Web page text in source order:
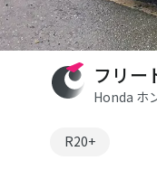
フリー
Honda ホ
R20+